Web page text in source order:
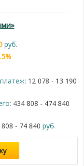
руб.
12 078 - 13 190
434 808 - 474 840
808 - 74 840 руб.